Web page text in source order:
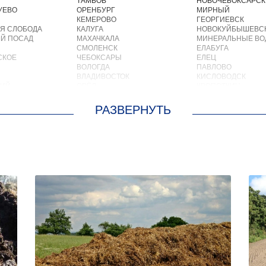
СЛОБОДА
ПОСАД
ПОЛЯНЫ
ОРЕНБУРГ
КЕМЕРОВО
КАЛУГА
МАХАЧКАЛА
СМОЛЕНСК
ЧЕБОКСАРЫ
ВОЛОГДА
ВЛАДИВОСТОК
ОРЛОВ
КОСТРОМА
ПЕТРОЗАВОДСК
ОТРАДНЫЙ
ЧЕРЕПОВЕЦ
ОБЬ
НОВОКУЗНЕЦК
ПЯТИГОРСК
ОТРАДНОЕ
УЛАН УДЭ
СОВЕТСКИЙ
МИРНЫЙ
ГЕОРГИЕВСК
МИНЕРАЛЬНЫЕ
ЕЛАБУГА
ЕЛЕЦ
ПАВЛОВО
КИСЛОВОДСК
КОРЕНОВСК
БОЛЬШОЙ КАМЕНЬ
КИРЖАЧ
ПРИОЗЕРСК
САЛЬСК
ТОБОЛЬСК
ВОТКИНСК
КИЗЛЯР
БЕРДСК
НЕФТЕЮГАНСК